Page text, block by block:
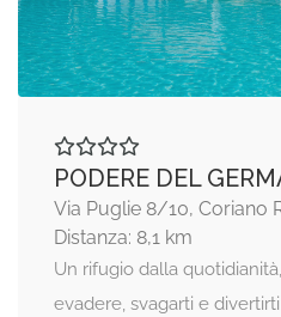
PODERE DEL
Via Puglie 8/10, Coriano
Distanza: 8,1 km
Un rifugio dalla
evadere, svagarti e